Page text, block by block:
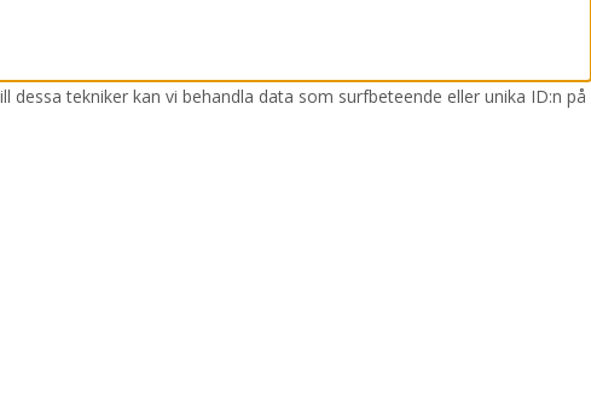
tekniker kan vi behandla data som surfbeteende eller unika ID:n på